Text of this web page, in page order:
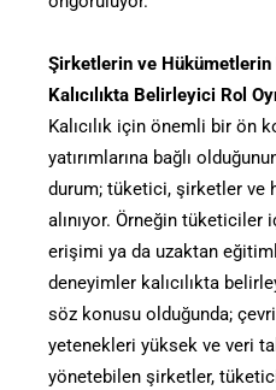
Şirketlerin ve Hükümetlerin
Kalıcılıkta Belirleyici Rol
Kalıcılık için önemli bir ön
yatırımlarına bağlı
durum; tüketici, şirketler ve
alınıyor. Örneğin
erişimi ya da uzaktan
deneyimler kalıcılıkta
söz konusu olduğunda;
yetenekleri yüksek ve veri
yönetebilen şirketler,